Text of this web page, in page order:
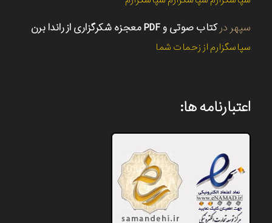
سپهر درکتاب صوتی و PDF معجزه شکرگزاری از راندا برن
سپاسگزارم از زحمات شما
اعتبارنامه ها: